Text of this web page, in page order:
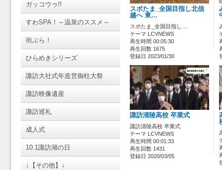
ガッコウゥ!!
すわSPA！～温泉のススメ～
街ぶら！
ひらめきシリーズ
諏訪大社式年造営御柱大祭
諏訪映像遺産
諏訪巡礼
成人式
10.1諏訪湖の日
↓【その他】↓
スポたま_全国目指し北信
越へ 東…
スポたま_全国目指し…
テーマ LCVNEWS
再生時間 00:05:30
再生回数 1675
登録日 2023/01/30
諏訪清陵高校 卒業式
諏訪清陵高校 卒業式
テーマ LCVNEWS
再生時間 00:01:33
再生回数 1431
登録日 2020/03/05